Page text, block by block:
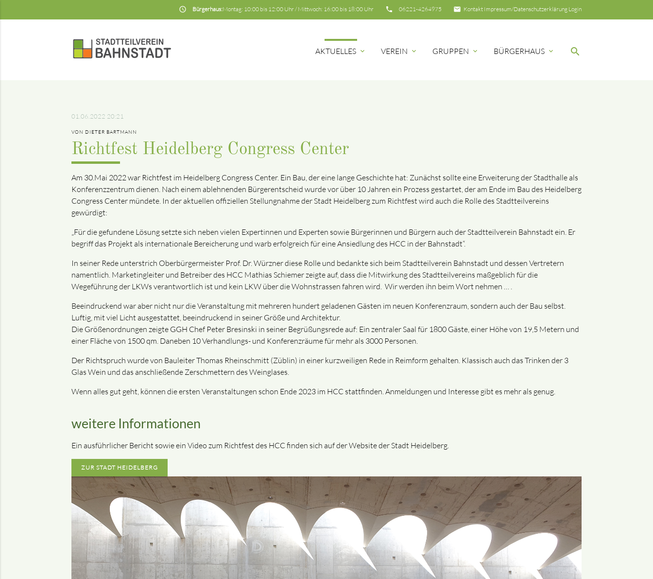
Login
Impressum/Datenschutzerklärung
insert_email Kontakt
insert_phone 06221-4264975
insert_schedule Bürgerhaus:Montag: 10:00 bis 12:00 Uhr / Mittwoch: 16:00 bis 18:00 Uhr
AKTUELLES expand_more VEREIN expand_more GRUPPEN expand_more BÜRGERHAUS expand_more search
01.06.2022 20:21
VON DIETER BARTMANN
Richtfest Heidelberg Congress Center
Am 30.Mai 2022 war Richtfest im Heidelberg Congress Center. Ein Bau, der eine lange Geschichte hat: Zunächst sollte eine Erweiterung der Stadthalle als
Konferenzzentrum dienen. Nach einem ablehnenden Bürgerentscheid wurde vor über 10 Jahren ein Prozess gestartet, der am Ende im Bau des Heidelberg
Congress Center mündete. In der aktuellen offiziellen Stellungnahme der Stadt Heidelberg zum Richtfest wird auch die Rolle des Stadtteilvereins
gewürdigt:
„Für die gefundene Lösung setzte sich neben vielen Expertinnen und Experten sowie Bürgerinnen und Bürgern auch der Stadtteilverein Bahnstadt ein. Er
begriff das Projekt als internationale Bereicherung und warb erfolgreich für eine Ansiedlung des HCC in der Bahnstadt“.
In seiner Rede unterstrich Oberbürgermeister Prof. Dr. Würzner diese Rolle und bedankte sich beim Stadtteilverein Bahnstadt und dessen Vertretern
namentlich. Marketingleiter und Betreiber des HCC Mathias Schiemer zeigte auf, dass die Mitwirkung des Stadtteilvereins maßgeblich für die
Wegeführung der LKWs verantwortlich ist und kein LKW über die Wohnstrassen fahren wird. Wir werden ihn beim Wort nehmen … .
Beeindruckend war aber nicht nur die Veranstaltung mit mehreren hundert geladenen Gästen im neuen Konferenzraum, sondern auch der Bau selbst.
Luftig, mit viel Licht ausgestattet, beeindruckend in seiner Größe und Architektur.
Die Größenordnungen zeigte GGH Chef Peter Bresinski in seiner Begrüßungsrede auf: Ein zentraler Saal für 1800 Gäste, einer Höhe von 19,5 Metern und
einer Fläche von 1500 qm. Daneben 10 Verhandlungs- und Konferenzräume für mehr als 3000 Personen.
Der Richtspruch wurde von Bauleiter Thomas Rheinschmitt (Züblin) in einer kurzweiligen Rede in Reimform gehalten. Klassisch auch das Trinken der 3
Glas Wein und das anschließende Zerschmettern des Weinglases.
Wenn alles gut geht, können die ersten Veranstaltungen schon Ende 2023 im HCC stattfinden. Anmeldungen und Interesse gibt es mehr als genug.
weitere Informationen
Ein ausführlicher Bericht sowie ein Video zum Richtfest des HCC finden sich auf der Website der Stadt Heidelberg.
ZUR STADT HEIDELBERG